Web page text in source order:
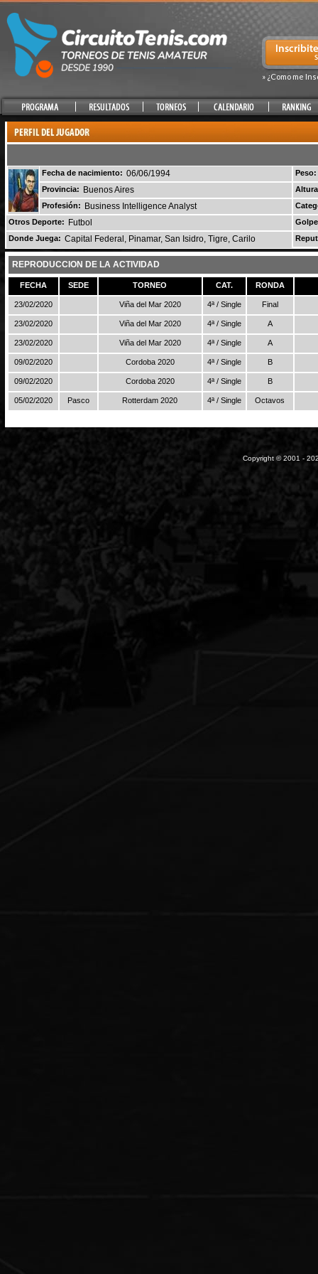
» ¿Como me
Fecha de nacimiento: 06/06/1994
Peso:
Provincia:
Buenos Aires
Profesión:
Business Intelligence Analyst
Otros Deporte:
Futbol
Donde Juega: Capital Federal, Pinamar, San Isidro, Tigre, Carilo
REPRODUCCION DE LA ACTIVIDAD
FECHA SEDE TORNEO CAT. RONDA
23/02/2020 Viña del Mar 2020 4ª / Single Final
23/02/2020 Viña del Mar 2020 4ª / Single A
23/02/2020 Viña del Mar 2020 4ª / Single A
09/02/2020 Cordoba 2020 4ª / Single B
09/02/2020 Cordoba 2020 4ª / Single B
05/02/2020 Pasco Rotterdam 2020 4ª / Single Octavos
Copyright © 2001 -